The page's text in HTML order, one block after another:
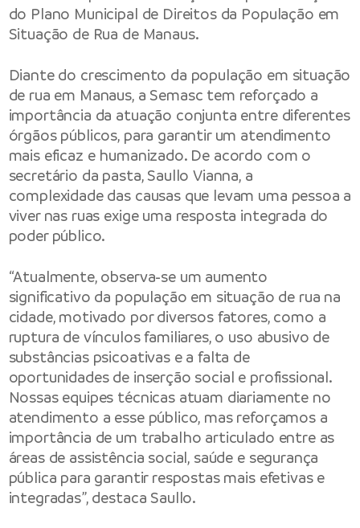
do Plano Municipal de Direitos da População em
Situação de Rua de Manaus.
Diante do crescimento da população em situação
de rua em Manaus, a Semasc tem reforçado a
importância da atuação conjunta entre diferentes
órgãos públicos, para garantir um atendimento
mais eficaz e humanizado. De acordo com o
secretário da pasta, Saullo Vianna, a
complexidade das causas que levam uma pessoa a
viver nas ruas exige uma resposta integrada do
poder público.
“Atualmente, observa-se um aumento
significativo da população em situação de rua na
cidade, motivado por diversos fatores, como a
ruptura de vínculos familiares, o uso abusivo de
substâncias psicoativas e a falta de
oportunidades de inserção social e profissional.
Nossas equipes técnicas atuam diariamente no
atendimento a esse público, mas reforçamos a
importância de um trabalho articulado entre as
áreas de assistência social, saúde e segurança
pública para garantir respostas mais efetivas e
integradas”, destaca Saullo.